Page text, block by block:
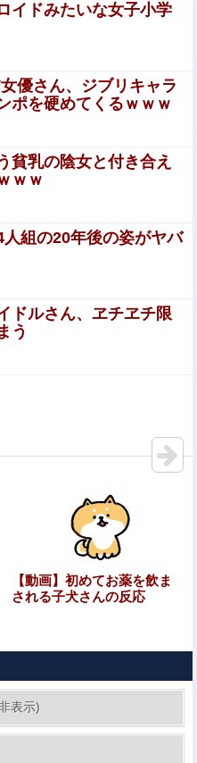
(33)、休日にセフレ男との
ｗｗｗｗｗｗｗｗｗｗｗ
ｗHなギャル画像まとめ
してハメ撮り770本撮った
てあげた結果ｗｗｗｗ
実際は『雲泥の差』があ
的なスター性を持ち合
毎回120点のアイドル
大人の色気を出し始め
されてしまうｗｗｗwｗｗ
も性格がねじ曲がっていて
ません
』バンダイのカードゲーム
開始、今月から抽選販売に
バツグン」
り止めるパトカーが怖いｗ
ないと面白くないよ
イドみたいな女子小学
女優さん、ジブリキャラ
ポを硬めてくるｗｗｗ
貧乳の陰女と付き合え
ｗｗ
人組の20年後の姿がヤバ
ドルさん、ヱチヱチ限
う
【動画】初めてお薬を飲ま
される子犬さんの反応
表示)
Link